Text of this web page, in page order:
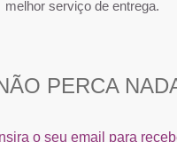
melhor serviço de entrega.